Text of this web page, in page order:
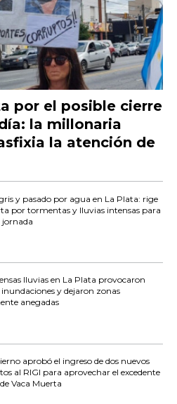
por el posible cierre
la millonaria
la atención de
y pasado por agua en La Plata: rige
por tormentas y lluvias intensas para
jornada
lluvias en La Plata provocaron
y dejaron zonas
anegadas
aprobó el ingreso de dos nuevos
al RIGI para aprovechar el excedente
Vaca Muerta